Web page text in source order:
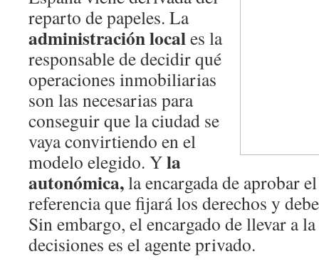
reparto de papeles. La
administración locales la
responsable de decidir qué
operaciones inmobiliarias
son las necesarias para
conseguir que la ciudad se
vaya convirtiendo en el
modelo elegido. Yla
autonómica,la encargada de aprobar
referencia que fijará los derechos y
Sin embargo, el encargado de llevar a
decisiones es el agente privado.